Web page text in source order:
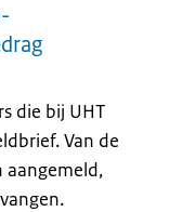
die bij UHT
Van de
aangemeld,